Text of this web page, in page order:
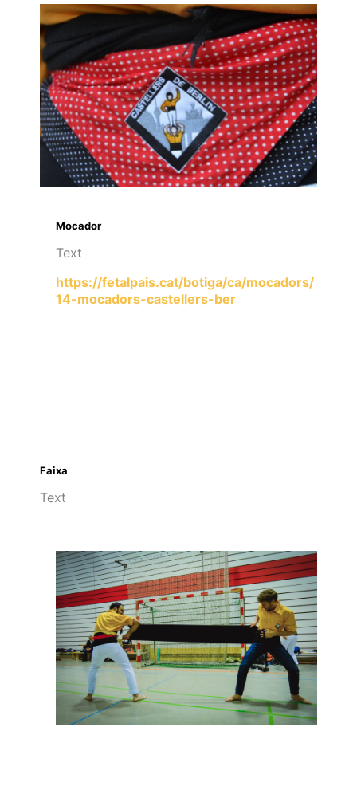
Mocador
Text
https://fetalpais.cat/botiga/ca/mocadors/
14-mocadors-castellers-ber
Faixa
Text